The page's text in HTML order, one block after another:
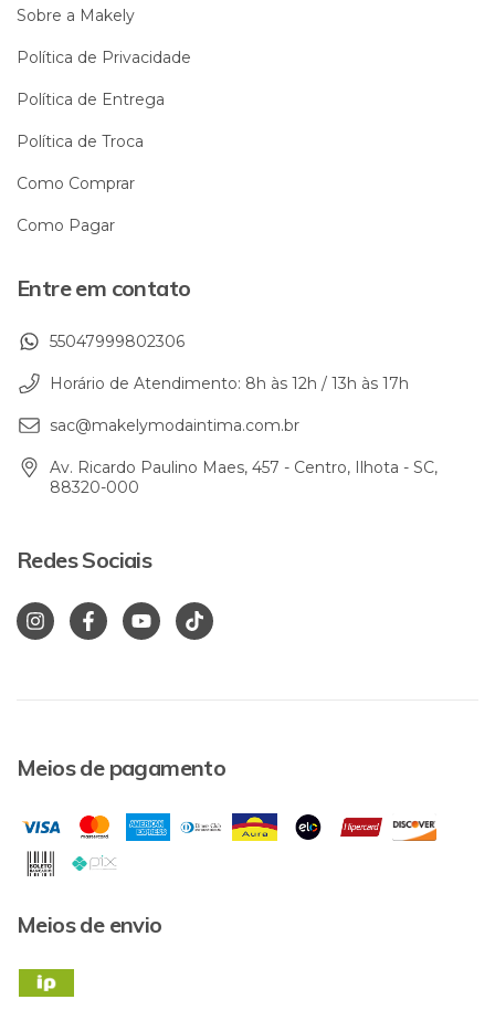
Sobre a Makely
Política de Privacidade
Política de Entrega
Política de Troca
Como Comprar
Como Pagar
Entre em contato
55047999802306
Horário de Atendimento: 8h às 12h / 13h às 17h
sac@makelymodaintima.com.br
Av. Ricardo Paulino Maes, 457 - Centro, Ilhota - SC,
88320-000
Redes Sociais
Meios de pagamento
Meios de envio